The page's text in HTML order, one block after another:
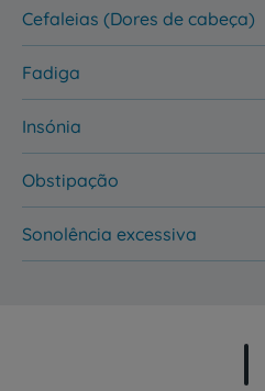
Cefaleias (Dores de cabeça)
Fadiga
Insónia
Obstipação
Sonolência excessiva